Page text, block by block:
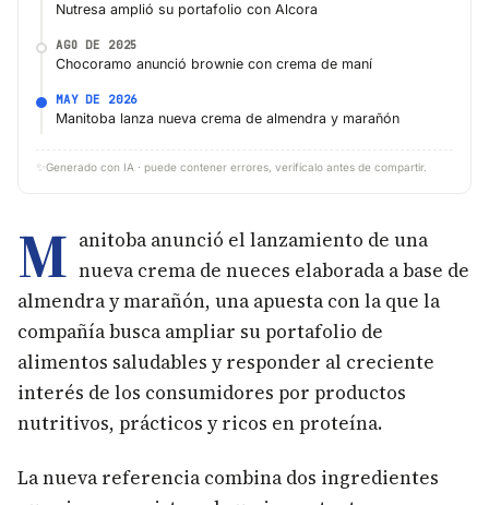
Nutresa amplió su portafolio con Alcora
AGO DE 2025
Chocoramo anunció brownie con crema de maní
MAY DE 2026
Manitoba lanza nueva crema de almendra y marañón
✨ Generado con IA · puede contener errores, verifícalo antes de compartir.
M anitoba anunció el lanzamiento de una
nueva crema de nueces elaborada a base de
almendra y marañón, una apuesta con la que la
compañía busca ampliar su portafolio de
alimentos saludables y responder al creciente
interés de los consumidores por productos
nutritivos, prácticos y ricos en proteína.
La nueva referencia combina dos ingredientes